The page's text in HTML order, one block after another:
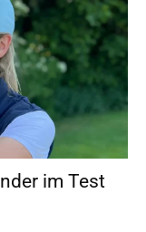
im Test